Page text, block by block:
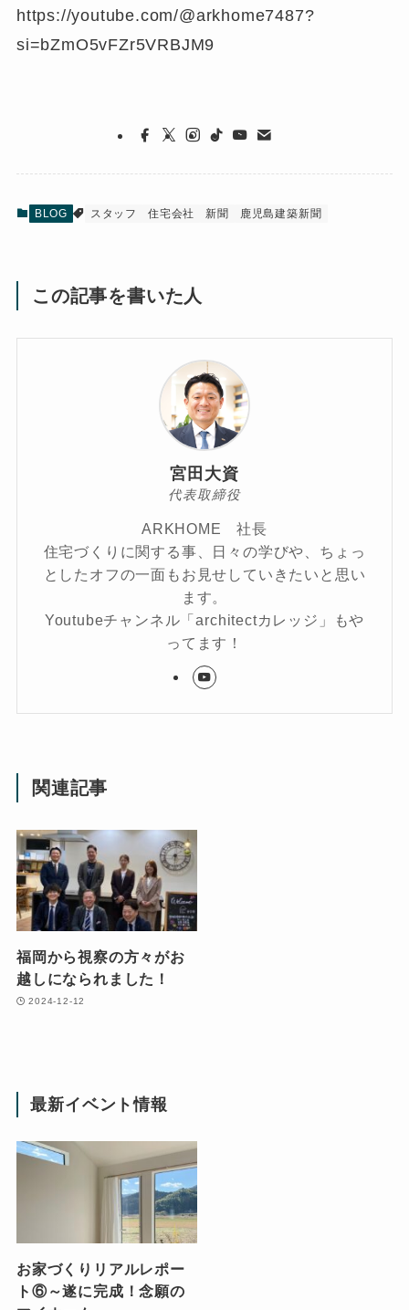
https://youtube.com/@arkhome7487?
si=bZmO5vFZr5VRBJM9
BLOG スタッフ 住宅会社 新聞 鹿児島建築新聞
この記事を書いた人
宮田大資
代表取締役
ARKHOME 社長
住宅づくりに関する事、日々の学びや、ちょっ
としたオフの一面もお見せしていきたいと思い
ます。
Youtubeチャンネル「architectカレッジ」もや
ってます！
関連記事
福岡から視察の方々がお
越しになられました！
2024-12-12
最新イベント情報
お家づくりリアルレポー
ト⑥～遂に完成！念願の